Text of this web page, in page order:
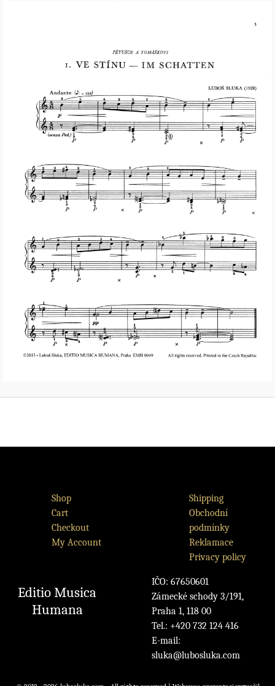
Shop
Cart
Checkout
My Account
Shipping
Obchodní
podmínky
Reklamace
Privacy policy
Editio Musica
Humana
IČO: 67650601
Zámecké schody 3/191,
Praha 1, 118 00
Tel.: +420 732 124 416
E-mail:
sluka@lubosluka.com